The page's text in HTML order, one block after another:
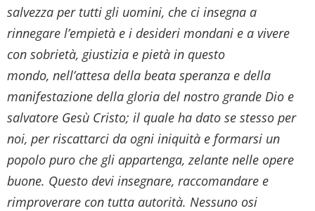
salvezza per tutti gli uomini, che ci insegna a
rinnegare l’empietà e i desideri mondani e a vivere
con sobrietà, giustizia e pietà in questo
mondo, nell’attesa della beata speranza e della
manifestazione della gloria del nostro grande Dio e
salvatore Gesù Cristo; il quale ha dato se stesso per
noi, per riscattarci da ogni iniquità e formarsi un
popolo puro che gli appartenga, zelante nelle opere
buone. Questo devi insegnare, raccomandare e
rimproverare con tutta autorità. Nessuno osi